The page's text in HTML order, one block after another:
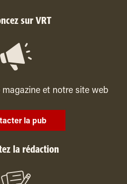
sur VRT
et notre site web
la pub
la rédaction